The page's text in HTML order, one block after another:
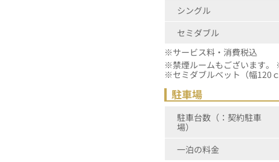
シングル
セミダブル
※サービス料・消費税込
※禁煙ルームもございます。
※セミダブルベット（幅120
駐車場
駐車台数（：契約駐車
場）
一泊の料金